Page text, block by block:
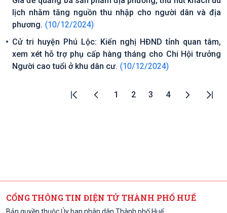
lịch nhằm tăng nguồn thu nhập cho người dân và địa
phương. (10/12/2024)
Cử tri huyện Phú Lộc: Kiến nghị HĐND tỉnh quan tâm,
xem xét hỗ trợ phụ cấp hàng tháng cho Chi Hội trưởng
Người cao tuổi ở khu dân cư. (10/12/2024)
1 2 3 4
CỔNG THÔNG TIN ĐIỆN TỬ THÀNH PHỐ HUẾ